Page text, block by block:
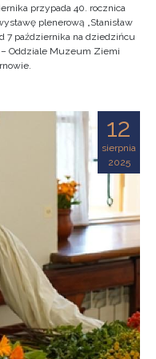
przypada 40. rocznica
plenerową „Stanisław
7 października na dziedzińcu
– Oddziale Muzeum Ziemi
12
sierpnia
2025